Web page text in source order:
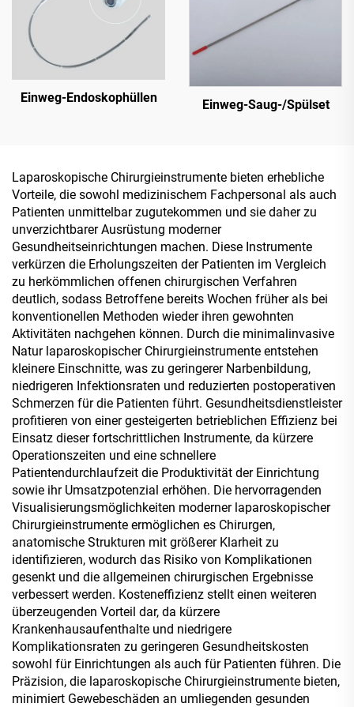
Einweg-Endoskophüllen Einweg-Saug-/Spülset
Laparoskopische Chirurgieinstrumente bieten erhebliche
Vorteile, die sowohl medizinischem Fachpersonal als auch
Patienten unmittelbar zugutekommen und sie daher zu
unverzichtbarer Ausrüstung moderner
Gesundheitseinrichtungen machen. Diese Instrumente
verkürzen die Erholungszeiten der Patienten im Vergleich
zu herkömmlichen offenen chirurgischen Verfahren
deutlich, sodass Betroffene bereits Wochen früher als bei
konventionellen Methoden wieder ihren gewohnten
Aktivitäten nachgehen können. Durch die minimalinvasive
Natur laparoskopischer Chirurgieinstrumente entstehen
kleinere Einschnitte, was zu geringerer Narbenbildung,
niedrigeren Infektionsraten und reduzierten postoperativen
Schmerzen für die Patienten führt. Gesundheitsdienstleister
profitieren von einer gesteigerten betrieblichen Effizienz bei
Einsatz dieser fortschrittlichen Instrumente, da kürzere
Operationszeiten und eine schnellere
Patientendurchlaufzeit die Produktivität der Einrichtung
sowie ihr Umsatzpotenzial erhöhen. Die hervorragenden
Visualisierungsmöglichkeiten moderner laparoskopischer
Chirurgieinstrumente ermöglichen es Chirurgen,
anatomische Strukturen mit größerer Klarheit zu
identifizieren, wodurch das Risiko von Komplikationen
gesenkt und die allgemeinen chirurgischen Ergebnisse
verbessert werden. Kosteneffizienz stellt einen weiteren
überzeugenden Vorteil dar, da kürzere
Krankenhausaufenthalte und niedrigere
Komplikationsraten zu geringeren Gesundheitskosten
sowohl für Einrichtungen als auch für Patienten führen. Die
Präzision, die laparoskopische Chirurgieinstrumente bieten,
minimiert Gewebeschäden an umliegenden gesunden